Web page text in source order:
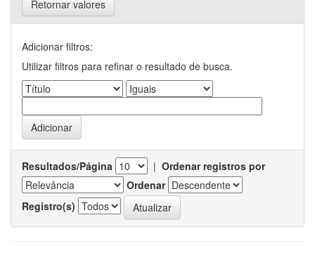
Retornar valores
Adicionar filtros:
Utilizar filtros para refinar o resultado de busca.
Resultados/Página | Ordenar registros por
Ordenar
Registro(s)